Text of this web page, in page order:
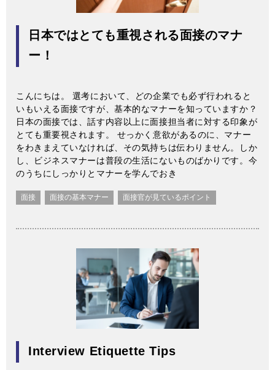
日本ではとても重視される面接のマナ
ー！
こんにちは。 選考において、どの企業でも必ず行われると
いもいえる面接ですが、基本的なマナーを知っていますか？
日本の面接では、話す内容以上に面接担当者に対する印象が
とても重要視されます。 せっかく意欲があるのに、マナー
をわきまえていなければ、その気持ちは伝わりません。しか
し、ビジネスマナーは普段の生活にないものばかりです。今
のうちにしっかりとマナーを学んでおき
面接 面接の基本マナー 面接官が見ているポイント
Interview Etiquette Tips